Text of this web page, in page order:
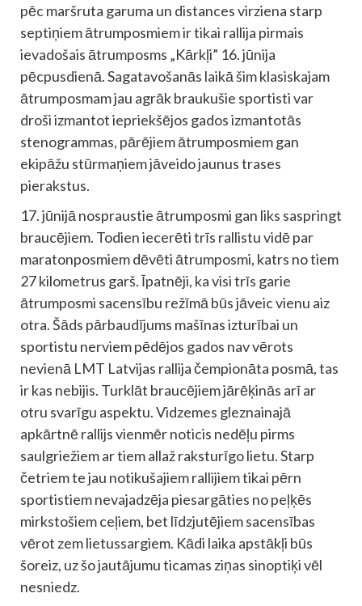
pēc maršruta garuma un distances virziena starp
septiņiem ātrumposmiem ir tikai rallija pirmais
ievadošais ātrumposms „Kārkļi” 16. jūnija
pēcpusdienā. Sagatavošanās laikā šim klasiskajam
ātrumposmam jau agrāk braukušie sportisti var
droši izmantot iepriekšējos gados izmantotās
stenogrammas, pārējiem ātrumposmiem gan
ekipāžu stūrmaņiem jāveido jaunus trases
pierakstus.
17. jūnijā nospraustie ātrumposmi gan liks saspringt
braucējiem. Todien iecerēti trīs rallistu vidē par
maratonposmiem dēvēti ātrumposmi, katrs no tiem
27 kilometrus garš. Īpatnēji, ka visi trīs garie
ātrumposmi sacensību režīmā būs jāveic vienu aiz
otra. Šāds pārbaudījums mašīnas izturībai un
sportistu nerviem pēdējos gados nav vērots
nevienā LMT Latvijas rallija čempionāta posmā, tas
ir kas nebijis. Turklāt braucējiem jārēķinās arī ar
otru svarīgu aspektu. Vidzemes gleznainajā
apkārtnē rallijs vienmēr noticis nedēļu pirms
saulgriežiem ar tiem allaž raksturīgo lietu. Starp
četriem te jau notikušajiem rallijiem tikai pērn
sportistiem nevajadzēja piesargāties no peļķēs
mirkstošiem ceļiem, bet līdzjutējiem sacensības
vērot zem lietussargiem. Kādi laika apstākļi būs
šoreiz, uz šo jautājumu ticamas ziņas sinoptiķi vēl
nesniedz.